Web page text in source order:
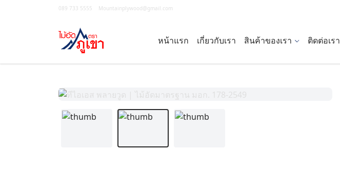
089 733 5555 Mountainplywood@gmail.com
หน้าแรก เกี่ยวกับเรา สินค้าของเรา ติดต่อเรา